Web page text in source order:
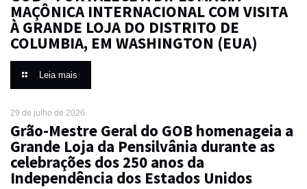
MAÇÔNICA INTERNACIONAL COM VISITA
À GRANDE LOJA DO DISTRITO DE
COLUMBIA, EM WASHINGTON (EUA)
Leia mais
29 de julho de 2026
Grão-Mestre Geral do GOB homenageia a
Grande Loja da Pensilvânia durante as
celebrações dos 250 anos da
Independência dos Estados Unidos